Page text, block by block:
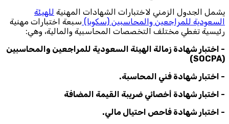
يشمل الجدول الزمني لاختبارات الشهادات المهنية للهيئة
السعودية للمراجعين والمحاسبين (سكوبا) سبعة اختبارات مهنية
رئيسية تغطي مختلف التخصصات المحاسبية والمالية، وهي:
- اختبار شهادة زمالة الهيئة السعودية للمراجعين والمحاسبين
(SOCPA)
- اختبار شهادة فني المحاسبة.
- اختبار شهادة أخصائي ضريبة القيمة المضافة
- اختبار شهادة فاحص احتيال مالي.